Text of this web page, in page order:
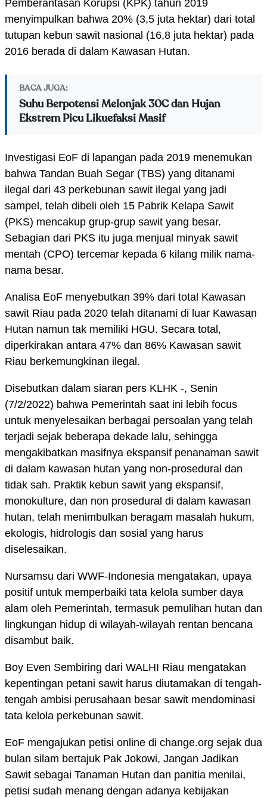
Pemberantasan Korupsi (KPK) tahun 2019
menyimpulkan bahwa 20% (3,5 juta hektar) dari total
tutupan kebun sawit nasional (16,8 juta hektar) pada
2016 berada di dalam Kawasan Hutan.
BACA JUGA:
Suhu Berpotensi Melonjak 30C dan Hujan
Ekstrem Picu Likuefaksi Masif
Investigasi EoF di lapangan pada 2019 menemukan
bahwa Tandan Buah Segar (TBS) yang ditanami
ilegal dari 43 perkebunan sawit ilegal yang jadi
sampel, telah dibeli oleh 15 Pabrik Kelapa Sawit
(PKS) mencakup grup-grup sawit yang besar.
Sebagian dari PKS itu juga menjual minyak sawit
mentah (CPO) tercemar kepada 6 kilang milik nama-
nama besar.
Analisa EoF menyebutkan 39% dari total Kawasan
sawit Riau pada 2020 telah ditanami di luar Kawasan
Hutan namun tak memiliki HGU. Secara total,
diperkirakan antara 47% dan 86% Kawasan sawit
Riau berkemungkinan ilegal.
Disebutkan dalam siaran pers KLHK -, Senin
(7/2/2022) bahwa Pemerintah saat ini lebih focus
untuk menyelesaikan berbagai persoalan yang telah
terjadi sejak beberapa dekade lalu, sehingga
mengakibatkan masifnya ekspansif penanaman sawit
di dalam kawasan hutan yang non-prosedural dan
tidak sah. Praktik kebun sawit yang ekspansif,
monokulture, dan non prosedural di dalam kawasan
hutan, telah menimbulkan beragam masalah hukum,
ekologis, hidrologis dan sosial yang harus
diselesaikan.
Nursamsu dari WWF-Indonesia mengatakan, upaya
positif untuk memperbaiki tata kelola sumber daya
alam oleh Pemerintah, termasuk pemulihan hutan dan
lingkungan hidup di wilayah-wilayah rentan bencana
disambut baik.
Boy Even Sembiring dari WALHI Riau mengatakan
kepentingan petani sawit harus diutamakan di tengah-
tengah ambisi perusahaan besar sawit mendominasi
tata kelola perkebunan sawit.
EoF mengajukan petisi online di change.org sejak dua
bulan silam bertajuk Pak Jokowi, Jangan Jadikan
Sawit sebagai Tanaman Hutan dan panitia menilai,
petisi sudah menang dengan adanya kebijakan